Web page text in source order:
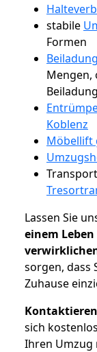
stabile
Formen
Mengen,
Beiladung
Koblenz
Möbellift
Lassen Sie
einem Leben
sorgen, dass
Zuhause
sich
Ihren Umzug